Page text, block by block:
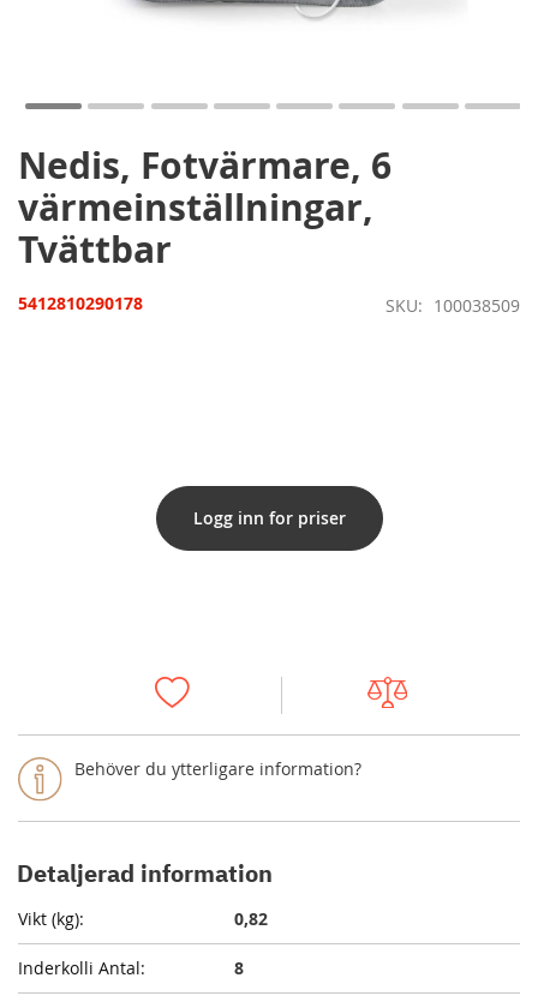
Nedis, Fotvärmare, 6
värmeinställningar,
Tvättbar
Behöver du ytterligare information?
5412810290178 SKU 100038509
Logg inn for priser
bildgalleriet
Detaljerad information
0,82
8